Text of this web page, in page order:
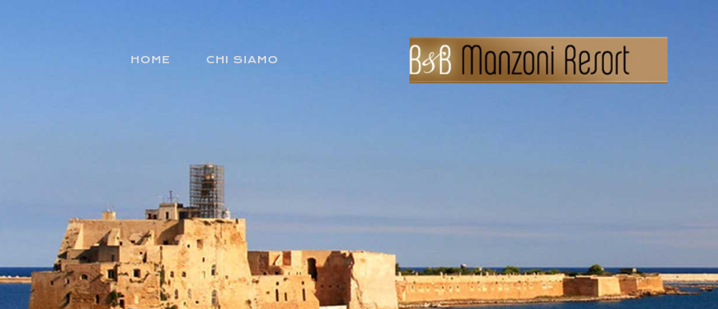
HOME CHI SIAMO